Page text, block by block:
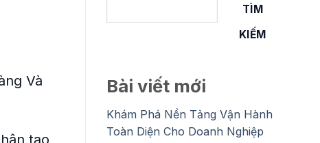
Và
TÌM
KIẾM
Bài viết mới
Khám Phá Nền Tảng Vận Hành
Toàn Diện Cho Doanh Nghiệp